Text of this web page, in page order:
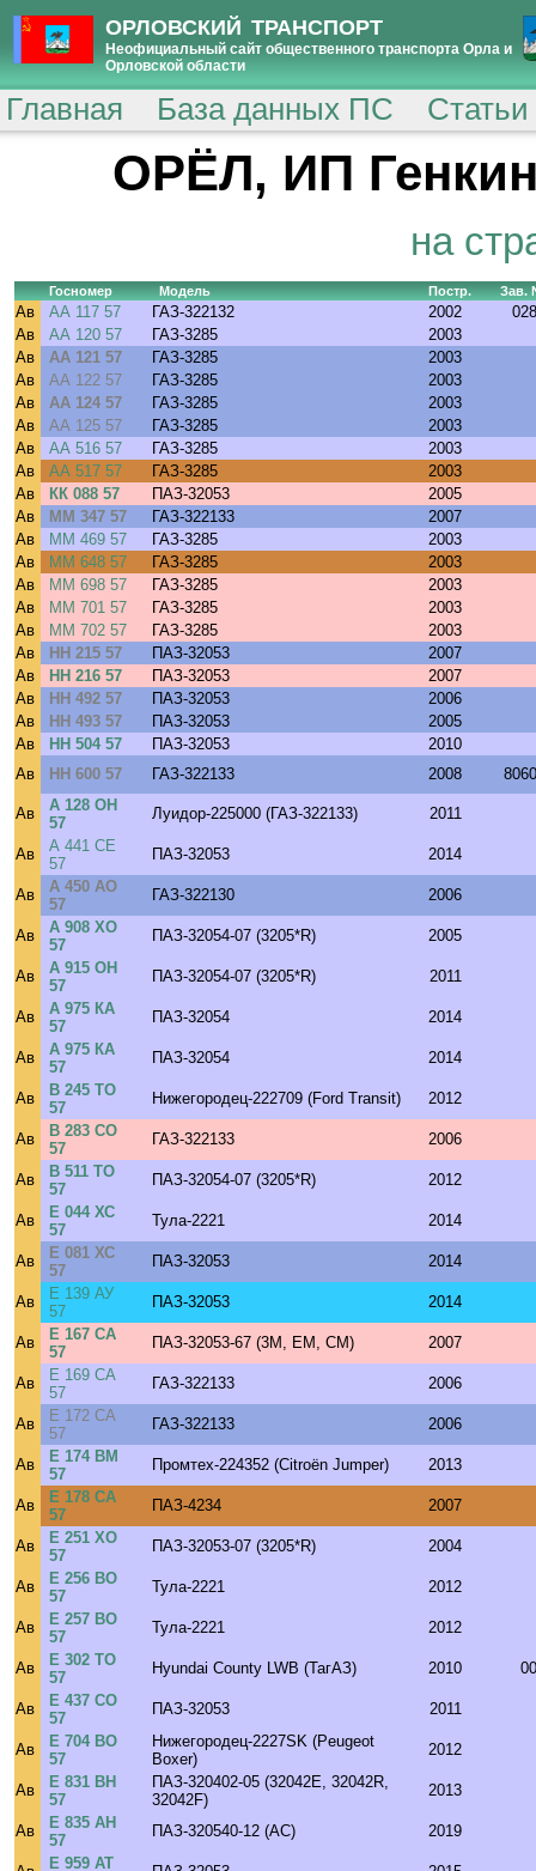
ОРЛОВСКИЙ ТРАНСПОРТ
Неофициальный сайт общественного транспорта Орла и
Орловской области
Главная База данных ПС
ОРЁЛ, ИП
на
Госномер Модель Постр. Зав.
Ав АА 117 57 ГАЗ-322132 2002
Ав
АА 120 57 ГАЗ-3285
2003
Ав
АА 121 57 ГАЗ-3285
2003
Ав
АА 122 57 ГАЗ-3285
2003
Ав
АА 124 57 ГАЗ-3285
2003
Ав
АА 125 57 ГАЗ-3285
2003
Ав
АА 516 57 ГАЗ-3285
2003
Ав
АА 517 57 ГАЗ-3285
2003
Ав
КК 088 57 ПАЗ-32053
2005
Ав
ММ 347 57 ГАЗ-322133
2007
Ав
ММ 469 57 ГАЗ-3285
2003
Ав
ММ 648 57 ГАЗ-3285
2003
Ав
ММ 698 57 ГАЗ-3285
2003
Ав
ММ 701 57 ГАЗ-3285
2003
Ав
ММ 702 57 ГАЗ-3285
2003
Ав
НН 215 57 ПАЗ-32053
2007
Ав
НН 216 57 ПАЗ-32053
2007
Ав
НН 492 57 ПАЗ-32053
2006
Ав
НН 493 57 ПАЗ-32053
2005
Ав
НН 504 57 ПАЗ-32053
2010
Ав
НН 600 57 ГАЗ-322133 2008
Ав
А 128 ОН
57
Луидор-225000 (ГАЗ-322133) 2011
Ав
А 441 СЕ
57
ПАЗ-32053 2014
Ав
А 450 АО
57
ГАЗ-322130 2006
Ав
А 908 ХО
57
ПАЗ-32054-07 (3205*R) 2005
Ав
А 915 ОН
57
ПАЗ-32054-07 (3205*R) 2011
Ав
А 975 КА
57
ПАЗ-32054 2014
Ав
А 975 КА
57
ПАЗ-32054 2014
Ав
В 245 ТО
57
Нижегородец-222709 (Ford Transit) 2012
Ав
В 283 СО
57
ГАЗ-322133 2006
Ав
В 511 ТО
57
ПАЗ-32054-07 (3205*R) 2012
Ав
Е 044 ХС
57
Тула-2221 2014
Ав
Е 081 ХС
57
ПАЗ-32053 2014
Ав
Е 139 АУ
57
ПАЗ-32053 2014
Ав
Е 167 СА
57
ПАЗ-32053-67 (3M, EM, CM) 2007
Ав
Е 169 СА
57
ГАЗ-322133 2006
Ав
Е 172 СА
57
ГАЗ-322133 2006
Ав
Е 174 ВМ
57
Промтех-224352 (Citroёn Jumper) 2013
Ав
Е 178 СА
57
ПАЗ-4234 2007
Ав
Е 251 ХО
57
ПАЗ-32053-07 (3205*R) 2004
Ав
Е 256 ВО
57
Тула-2221 2012
Ав
Е 257 ВО
57
Тула-2221 2012
Ав
Е 302 ТО
57
Hyundai County LWB (ТагАЗ) 2010
Ав
Е 437 СО
57
ПАЗ-32053 2011
Ав
Е 704 ВО
57
Нижегородец-2227SK (Peugeot
Boxer)
2012
Ав
Е 831 ВН
57
ПАЗ-320402-05 (32042E, 32042R,
32042F)
2013
Ав
Е 835 АН
57
ПАЗ-320540-12 (AC) 2019
Е 959 АТ